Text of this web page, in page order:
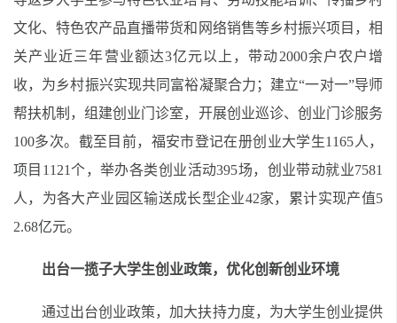
文化、特色农产品直播带货和网络销售等乡村振兴项目，相
关产业近三年营业额达3亿元以上，带动 2000余户农户增
收，为乡村振兴实现共同富裕凝聚合力；建立“一对一”导师
帮扶机制，组建创业门诊室，开展创业巡诊、创业门诊服务
100多次。截至目前，福安市登记在册创业大学生1165人，
项目 1121个，举办各类创业活动395场，创业带动就业7581
人，为各大产业园区输送成长型企业42家，累计实现产值5
2.68亿元。
出台一揽子大学生创业政策，优化创新创业环境
通过出台创业政策，加大扶持力度，为大学生创业提供